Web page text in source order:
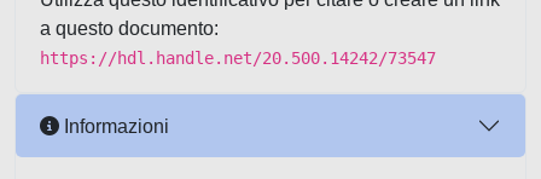
a questo documento:
https://hdl.handle.net/20.500.14242/73547
Informazioni